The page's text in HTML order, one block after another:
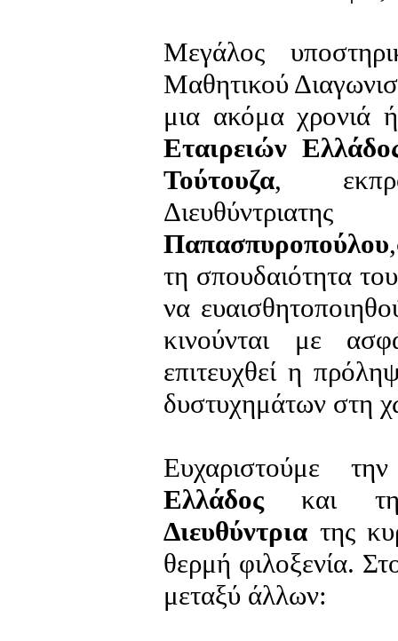
Μεγάλος
Μαθητικού
μια ακόμα χρονιά
Εταιρειών
Τούτουζα,
Παπασπυροπούλου
τη σπουδαιότητα
να
κινούνται με
επιτευχθεί η
δυστυχημάτων στη
Ευχαριστούμε
Ελλάδοςκαι
Διευθύντρια της
θερμή φιλοξενία.
μεταξύ άλλων: